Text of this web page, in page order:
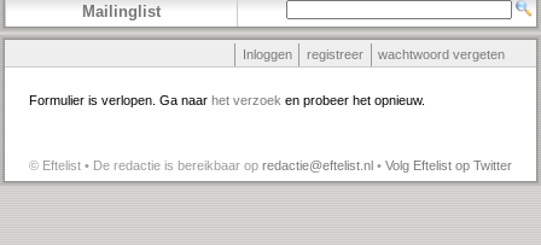
Mailinglist
Inloggen registreer wachtwoord vergeten
Formulier is verlopen. Ga naar het verzoek en probeer het opnieuw.
© Eftelist • De redactie is bereikbaar op redactie@eftelist.nl • Volg Eftelist op Twitter